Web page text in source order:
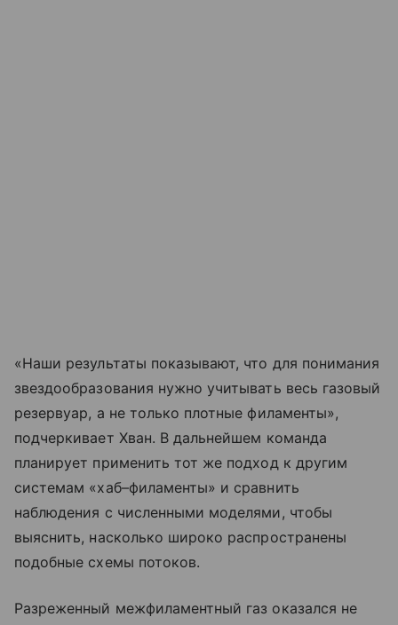
«Наши результаты показывают, что для понимания
звездообразования нужно учитывать весь газовый
резервуар, а не только плотные филаменты»,
подчеркивает Хван. В дальнейшем команда
планирует применить тот же подход к другим
системам «хаб–филаменты» и сравнить
наблюдения с численными моделями, чтобы
выяснить, насколько широко распространены
подобные схемы потоков.
Разреженный межфиламентный газ оказался не